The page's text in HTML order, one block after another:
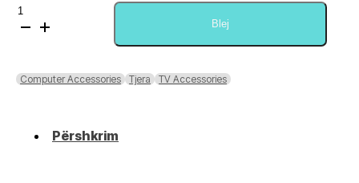
Sasi
Tellur
Super
Alkaline
Blej
Computer Accessories Tjera TV Accessories
Përshkrim